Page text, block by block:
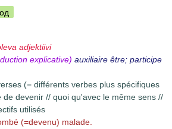
adjektiivi
explicative) auxiliaire être; participe
(= différents verbes plus spécifiques
de devenir // quoi qu'avec le même sens //
utilisés
(=devenu) malade.